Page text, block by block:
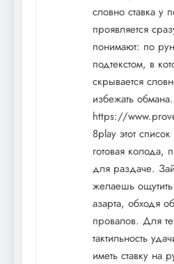
словно ставка у
проявляется
понимают: по
подтекстом, в
скрывается
избежать
https://
8play этот
готовая колода,
для раздаче.
желаешь
азарта, обходя
провалов. Для
тактильность
иметь ставку на